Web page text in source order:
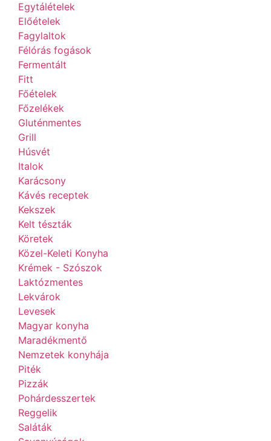
Egytálételek
Előételek
Fagylaltok
Félórás fogások
Fermentált
Fitt
Főételek
Főzelékek
Gluténmentes
Grill
Húsvét
Italok
Karácsony
Kávés receptek
Kekszek
Kelt tészták
Köretek
Közel-Keleti Konyha
Krémek - Szószok
Laktózmentes
Lekvárok
Levesek
Magyar konyha
Maradékmentő
Nemzetek konyhája
Piték
Pizzák
Pohárdesszertek
Reggelik
Saláták